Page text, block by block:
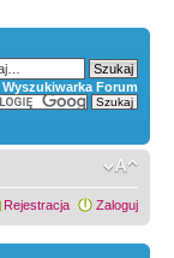
Wyszukiwarka Forum
Rejestracja Zaloguj